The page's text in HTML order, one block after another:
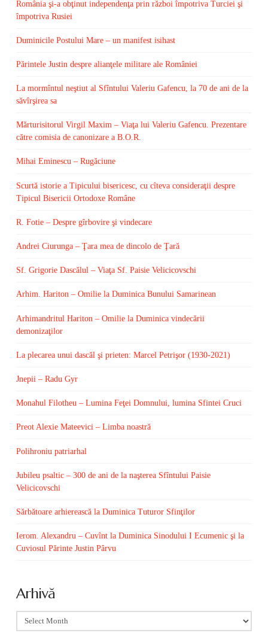
România şi-a obţinut independenţa prin război împotriva Turciei şi
împotriva Rusiei
Duminicile Postului Mare – un manifest isihast
Părintele Justin despre alianţele militare ale României
La mormîntul neştiut al Sfîntului Valeriu Gafencu, la 70 de ani de la
săvîrşirea sa
Mărturisitorul Virgil Maxim – Viaţa lui Valeriu Gafencu. Prezentare
către comisia de canonizare a B.O.R.
Mihai Eminescu – Rugăciune
Scurtă istorie a Tipicului bisericesc, cu cîteva consideraţii despre
Tipicul Bisericii Ortodoxe Române
R. Fotie – Despre gîrbovire şi vindecare
Andrei Ciurunga – Ţara mea de dincolo de Ţară
Sf. Grigorie Dascălul – Viaţa Sf. Paisie Velicicovschi
Arhim. Hariton – Omilie la Duminica Bunului Samarinean
Arhimandritul Hariton – Omilie la Duminica vindecării
demonizaţilor
La plecarea unui dascăl şi prieten: Marcel Petrişor (1930-2021)
Jnepii – Radu Gyr
Monahul Filotheu – Lumina Feţei Domnului, lumina Sfintei Cruci
Preot Alexie Mateevici – Limba noastră
Polihroniu patriarhal
Jubileu psaltic – 300 de ani de la naşterea Sfîntului Paisie
Velicicovschi
Sărbătoare arhierească la Duminica Tuturor Sfinţilor
Ierom. Alexandru – Cuvînt la Duminica Sinodului I Ecumenic şi la
Cuviosul Părinte Justin Pârvu
Arhivă
Arhivă